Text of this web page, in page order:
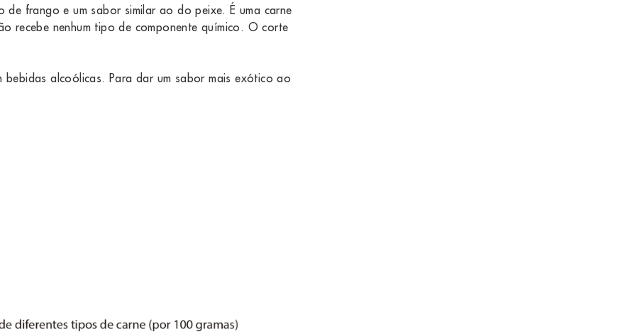
frango e um sabor similar ao do peixe. É uma carne
recebe nenhum tipo de componente químico. O corte
alcoólicas. Para dar um sabor mais exótico ao